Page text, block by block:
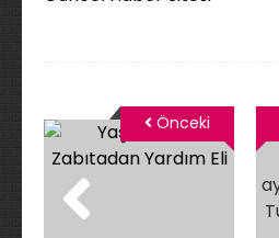
Önceki